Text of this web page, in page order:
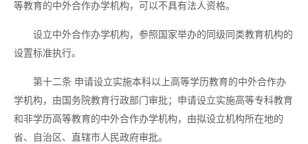
等教育的中外合作办学机构，可以不具有法人资格。
设立中外合作办学机构，参照国家举办的同级同类教育机构的
设置标准执行。
第十二条 申请设立实施本科以上高等学历教育的中外合作办
学机构，由国务院教育行政部门审批；申请设立实施高等专科教育
和非学历高等教育的中外合作办学机构，由拟设立机构所在地的
省、自治区、直辖市人民政府审批。